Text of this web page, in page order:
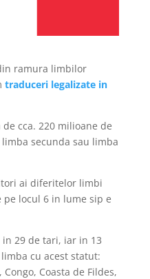
ramura limbilor
traduceri legalizate in
cca. 220 milioane de
secunda sau limba
ai diferitelor limbi
locul 6 in lume sip e
in 29 de tari, iar in 13
cu acest statut:
Coasta de Fildes,